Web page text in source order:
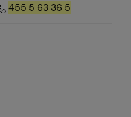
455 5 63 36 5